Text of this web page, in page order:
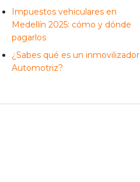
Impuestos vehiculares en
Medellín 2025: cómo y dónde
pagarlos
¿Sabes qué es un inmovilizador
Automotriz?